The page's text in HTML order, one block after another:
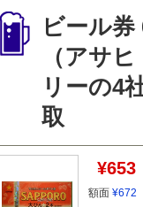
ビール券
（アサ
リーの4
取
¥653
額面 ¥672